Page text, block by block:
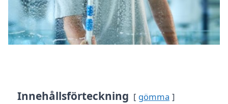
Innehållsförteckning gömma